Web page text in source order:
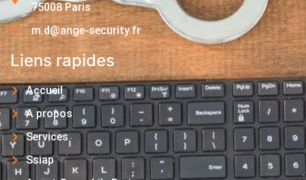
75008 Paris
m.d@ange-security.fr
Liens rapides
Accueil
A propos
Services
Ssiap